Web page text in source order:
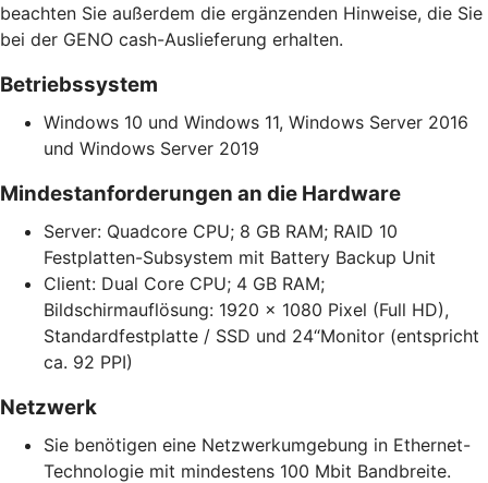
beachten Sie außerdem die ergänzenden Hinweise, die Sie
bei der GENO cash-Auslieferung erhalten.
Betriebssystem
Windows 10 und Windows 11, Windows Server 2016
und Windows Server 2019
Mindestanforderungen an die Hardware
Server: Quadcore CPU; 8 GB RAM; RAID 10
Festplatten-Subsystem mit Battery Backup Unit
Client: Dual Core CPU; 4 GB RAM;
Bildschirmauflösung: 1920 x 1080 Pixel (Full HD),
Standardfestplatte / SSD und 24“Monitor (entspricht
ca. 92 PPI)
Netzwerk
Sie benötigen eine Netzwerkumgebung in Ethernet-
Technologie mit mindestens 100 Mbit Bandbreite.